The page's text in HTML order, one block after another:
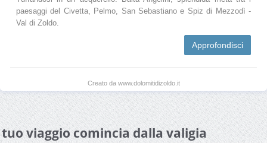
paesaggi del Civetta, Pelmo, San Sebastiano e Spiz di Mezzodì -
Val di Zoldo.
Approfondisci
Creato da www.dolomitidizoldo.it
viaggio comincia dalla valigia